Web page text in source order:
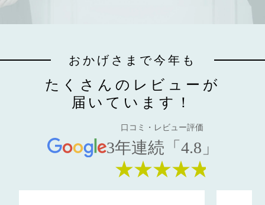
おかげさまで今年も
たくさんのレビューが
届いています！
口コミ・レビュー評価
3年連続「4.8」
★★★★★